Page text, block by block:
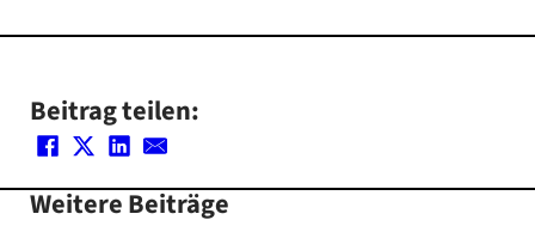
Beitrag teilen:
Weitere Beiträge